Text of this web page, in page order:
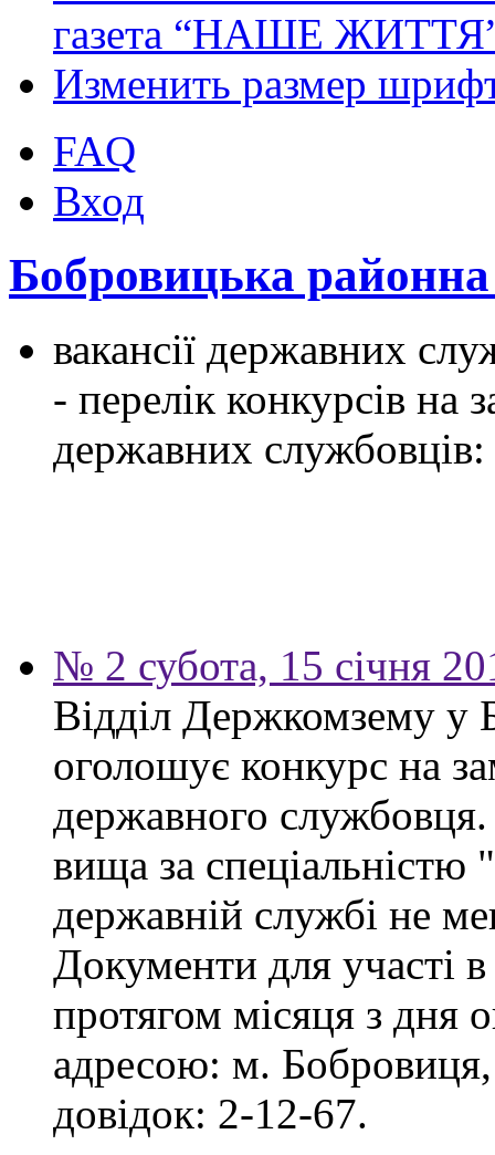
газета “НАШЕ
Изменить размер
FAQ
Вход
Бобровицька
вакансії державних
- перелік конкурсів на
державних службовців:
№ 2 субота, 15 січня
Відділ Держкомзему у
оголошує конкурс на
державного
вища за
державній службі не
Документи для участі
протягом місяця з дня
адресою: м.
довідок: 2-12-67.